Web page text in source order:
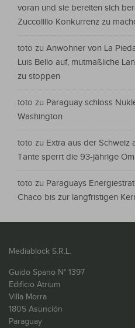
voran und sie bereiten sich
Zuccolillo Konkurrenz zu
toto zu Anwohner von La
Luis Bello auf, mutmaßliche
zu stoppen
toto zu Paraguay schloss
Washington
toto zu Extra aus der Schweiz
Tante sperrt die 93-jährige
toto zu Paraguays
Chaco bis zur langfristigen
Mediablock S.R.L.
Guido Spano N° 1397
Edificio Atrium
Villa Morra
1805 Asunción
Paraguay